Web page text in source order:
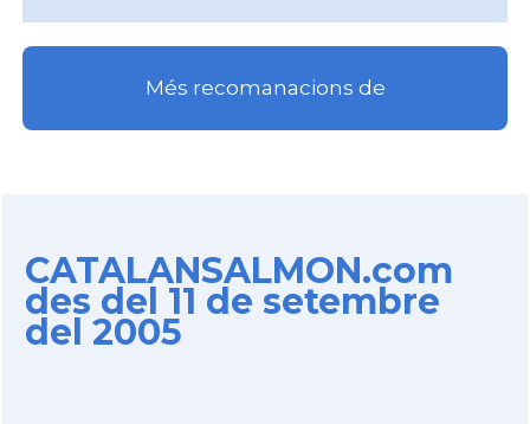
Més recomanacions de
CATALANSALMON.com
des del 11 de setembre
del 2005